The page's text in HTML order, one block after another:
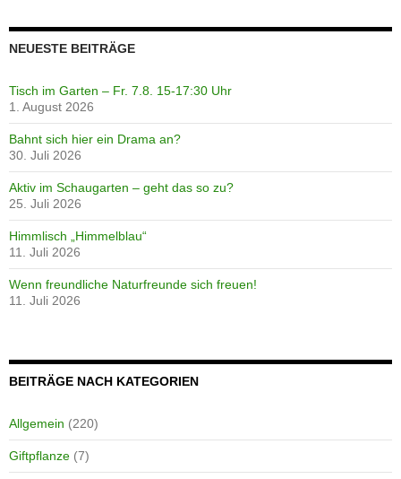
NEUESTE BEITRÄGE
Tisch im Garten – Fr. 7.8. 15-17:30 Uhr
1. August 2026
Bahnt sich hier ein Drama an?
30. Juli 2026
Aktiv im Schaugarten – geht das so zu?
25. Juli 2026
Himmlisch „Himmelblau“
11. Juli 2026
Wenn freundliche Naturfreunde sich freuen!
11. Juli 2026
BEITRÄGE NACH KATEGORIEN
Allgemein (220)
Giftpflanze (7)